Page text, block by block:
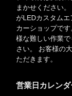
まかせください
がLEDカスタム
カーショップで
様な難しい作業
さい。 お客様の
ただきます。
営業日カレン